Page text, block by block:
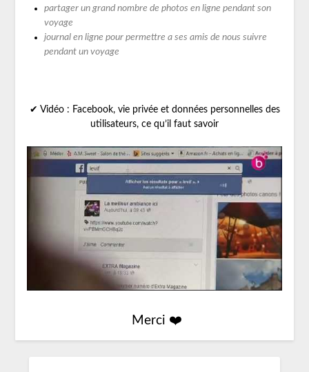
partager un grand nombre de photos en ligne pendant son
voyage
journal en ligne pour permettre a ses amis de nous suivre
pendant un voyage
✔ Vidéo : Facebook, vie privée et données personnelles des
utilisateurs, ce qu’il faut savoir
Merci ❤️